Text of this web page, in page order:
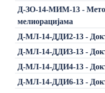
Д-ЗО-14-МИМ-13 -
мелиорацијама
Д-МЛ-14-ДДИ2-13 -
Д-МЛ-14-ДДИ3-13 -
Д-МЛ-14-ДДИ4-13 -
Д-МЛ-14-ДДИ6-13 -